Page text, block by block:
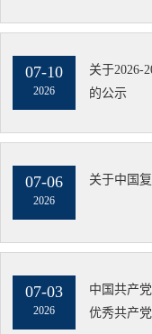
07-10
2026
关于2026-
的公示
07-06
2026
关于中国
07-03
2026
中国共产
优秀共产